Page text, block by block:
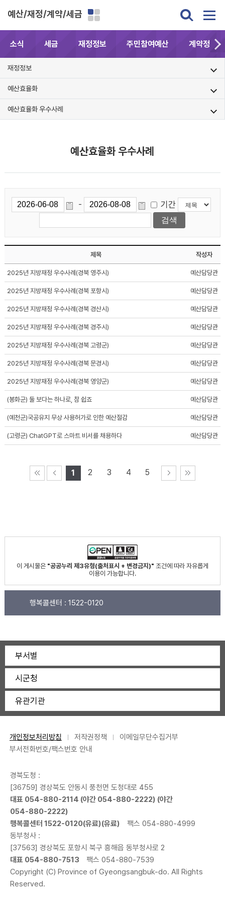
예산/재정/계약/세금
소식 세금 재정정보 주민참여예산 계약정보
재정정보
예산효율화
예산효율화 우수사례
예산효율화 우수사례
- 기간
제목 작성자
2025년 지방재정 우수사례(경북 영주시) 예산담당관
2025년 지방재정 우수사례(경북 포항시) 예산담당관
2025년 지방재정 우수사례(경북 경산시) 예산담당관
2025년 지방재정 우수사례(경북 경주시) 예산담당관
2025년 지방재정 우수사례(경북 고령군) 예산담당관
2025년 지방재정 우수사례(경북 문경시) 예산담당관
2025년 지방재정 우수사례(경북 영양군) 예산담당관
(봉화군) 둘 보다는 하나로, 참 쉽죠 예산담당관
(예천군)국공유지 무상 사용허가로 인한 예산절감 예산담당관
(고령군) ChatGPT로 스마트 비서를 채용하다 예산담당관
1 2 3 4 5
이 게시물은 "공공누리 제3유형(출처표시 + 변경금지)" 조건에 따라 자유롭게
이용이 가능합니다.
행복콜센터 : 1522-0120
부서별
시군청
유관기관
개인정보처리방침 저작권정책
이메일무단수집거부
부서전화번호/팩스번호 안내
경북도청 :
[36759] 경상북도 안동시 풍천면 도청대로 455
대표 054-880-2114 (야간 054-880-2222) (야간
054-880-2222)
행복콜센터 1522-0120(유료)(유료)
팩스 054-880-4999
동부청사 :
[37563] 경상북도 포항시 북구 흥해읍 동부청사로 2
대표 054-880-7513
팩스 054-880-7539
Copyright (C) Province of Gyeongsangbuk-do. All Rights
Reserved.